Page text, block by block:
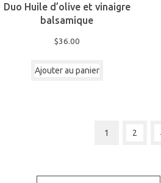
Duo Huile d’olive et vinaigre
balsamique
$36.00
Ajouter au panier
1 2